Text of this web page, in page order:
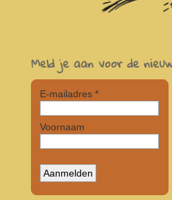
Meld je aan voor de